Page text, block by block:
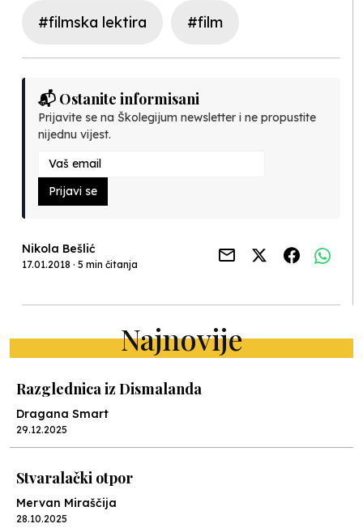
#filmska lektira #film
📬 Ostanite informisani
Prijavite se na Školegijum newsletter i ne propustite
nijednu vijest.
Prijavi se
Nikola Bešlić
17.01.2018 · 5 min čitanja
Najnovije
Razglednica iz Dismalanda
Dragana Smart
29.12.2025
Stvaralački otpor
Mervan Miraščija
28.10.2025